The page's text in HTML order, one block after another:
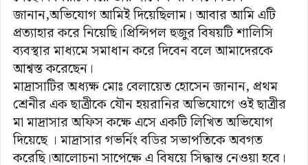
জানান,অভিযোগ আমিই দিয়েছিলাম। আবার আমি এটি
প্রত্যাহার করে নিয়েছি।প্রিন্সিপল হুজুর বিষয়টি শালিসি
ব্যবস্থার মাধ্যমে সমাধান করে দিবেন বলে আমাদেরকে
আশ্বস্ত করেছেন।
মাদ্রাসাটির অধ্যক্ষ মোঃ বেলায়েত হোসেন জানান, প্রথম
শ্রেনীর এক ছাত্রীকে যৌন হয়রানির অভিযোগে ওই ছাত্রীর
মা মাদ্রাসার অফিস কক্ষে এসে একটি লিখিত অভিযোগ
দিয়েছে । মাদ্রাসার গভর্নিং বডির সভাপতিকে অবগত
করেছি।আলোচনা সাপেক্ষে এ বিষয়ে সিদ্ধান্ত নেওয়া হবে।